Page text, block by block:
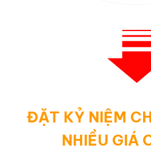
ĐẶT KỶ NIỆM
NHIỀU GIÁ